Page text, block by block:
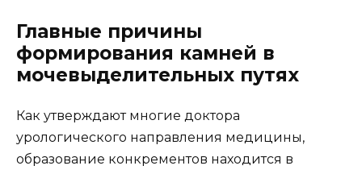
Главные причины
формирования камней в
мочевыделительных путях
Как утверждают многие доктора
урологического направления медицины,
образование конкрементов находится в